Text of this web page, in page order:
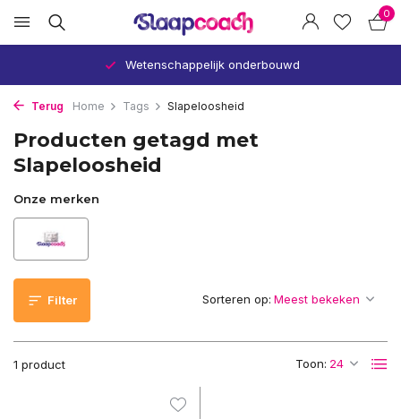
0
Wetenschappelijk onderbouwd
Terug Home Tags Slapeloosheid
Producten getagd met
Slapeloosheid
Onze merken
Filter
1 product Toon:
Sorteren op: